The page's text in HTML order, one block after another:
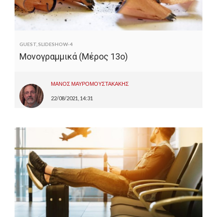
GUEST SLIDESHOW-4
Μονογραμμικά (Μέρος 13ο)
ΜΑΝΟΣ ΜΑΥΡΟΜΟΥΣΤΑΚΑΚΗΣ
22/08/2021, 14:31